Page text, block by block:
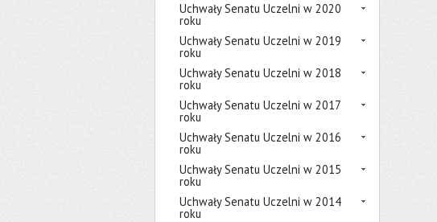
Uchwały Senatu Uczelni w 2020
roku
Uchwały Senatu Uczelni w 2019
roku
Uchwały Senatu Uczelni w 2018
roku
Uchwały Senatu Uczelni w 2017
roku
Uchwały Senatu Uczelni w 2016
roku
Uchwały Senatu Uczelni w 2015
roku
Uchwały Senatu Uczelni w 2014
roku